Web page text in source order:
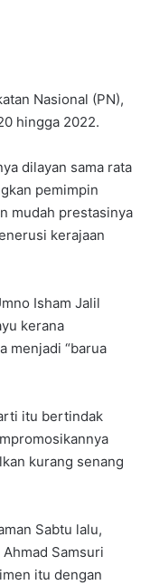
Nasional (PN),
hingga 2022.
dilayan sama rata
pemimpin
mudah prestasinya
kerajaan
Isham Jalil
kerana
menjadi “barua
itu bertindak
kurang senang
Sabtu lalu,
Samsuri
itu dengan